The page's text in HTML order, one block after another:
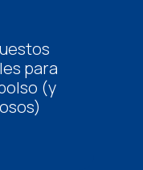
para
(y